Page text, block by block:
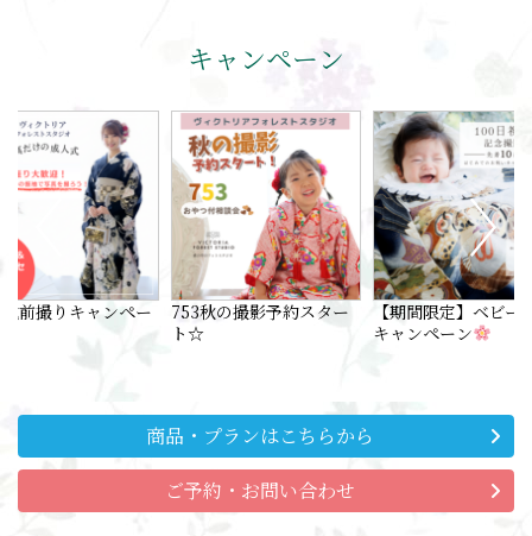
キャンペーン
前撮りキャンペー
753秋の撮影予約スター
ト☆
【期間限定】ベビー
キャンペーン
商品・プランはこちらから
ご予約・お問い合わせ